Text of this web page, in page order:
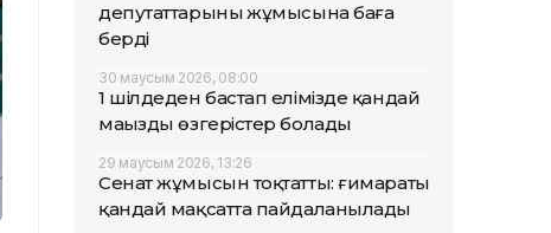
депутаттарының жұмысына баға
берді
30 маусым 2026, 08:00
1 шілдеден бастап елімізде қандай
маңызды өзгерістер болады
29 маусым 2026, 13:26
Сенат жұмысын тоқтатты: ғимараты
қандай мақсатта пайдаланылады